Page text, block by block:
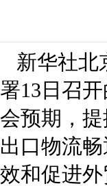
新华社北
署13日召
会预期，
出口物流
效和促进